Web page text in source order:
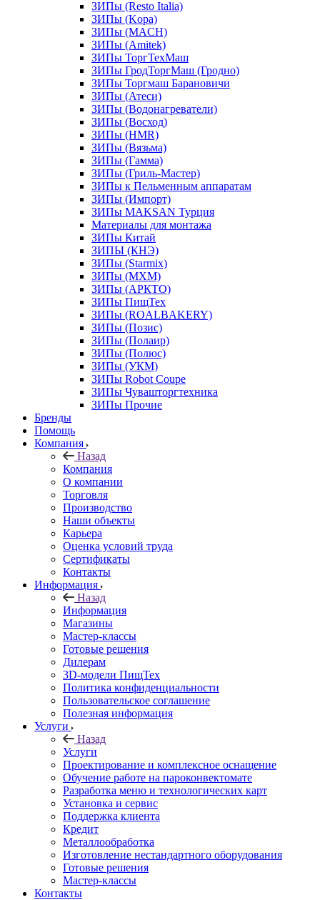
ЗИПы (Resto Italia)
ЗИПы (Kopa)
ЗИПы (MACH)
ЗИПы (Amitek)
ЗИПы ТоргТехМаш
ЗИПы ГродТоргМаш (Гродно)
ЗИПы Торгмаш Барановичи
ЗИПы (Атеси)
ЗИПы (Водонагреватели)
ЗИПы (Восход)
ЗИПы (HMR)
ЗИПы (Вязьма)
ЗИПы (Гамма)
ЗИПы (Гриль-Мастер)
ЗИПы к Пельменным аппаратам
ЗИПы (Импорт)
ЗИПы MAKSAN Турция
Материалы для монтажа
ЗИПы Китай
ЗИПЫ (КНЭ)
ЗИПы (Starmix)
ЗИПы (МХМ)
ЗИПы (АРКТО)
ЗИПы ПищТех
ЗИПы (ROALBAKERY)
ЗИПы (Позис)
ЗИПы (Полаир)
ЗИПы (Полюс)
ЗИПы (УКМ)
ЗИПы Robot Coupe
ЗИПы Чувашторгтехника
ЗИПы Прочие
Бренды
Помощь
Компания
Назад
Компания
О компании
Торговля
Производство
Наши объекты
Карьера
Оценка условий труда
Сертификаты
Контакты
Информация
Назад
Информация
Магазины
Мастер-классы
Готовые решения
Дилерам
3D-модели ПищТех
Политика конфиденциальности
Пользовательское соглашение
Полезная информация
Услуги
Назад
Услуги
Проектирование и комплексное оснащение
Обучение работе на пароконвектомате
Разработка меню и технологических карт
Установка и сервис
Поддержка клиента
Кредит
Металлообработка
Изготовление нестандартного оборудования
Готовые решения
Мастер-классы
Контакты